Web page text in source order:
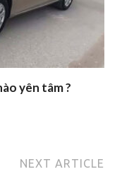
yên tâm ?
NEXT ARTICLE